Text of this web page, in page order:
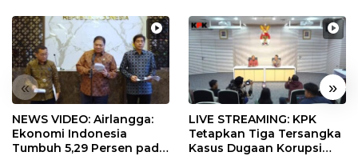
« »
NEWS VIDEO: Airlangga:
Ekonomi Indonesia
Tumbuh 5,29 Persen pada
LIVE STREAMING: KPK
Tetapkan Tiga Tersangka
Kasus Dugaan Korupsi